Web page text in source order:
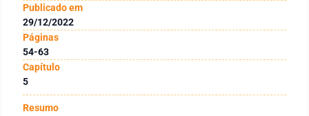
Publicado em
29/12/2022
Páginas
54-63
Capítulo
5
Resumo